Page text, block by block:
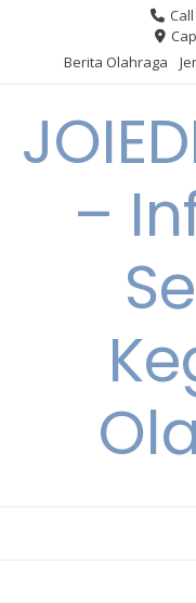
Berita Olahraga
–